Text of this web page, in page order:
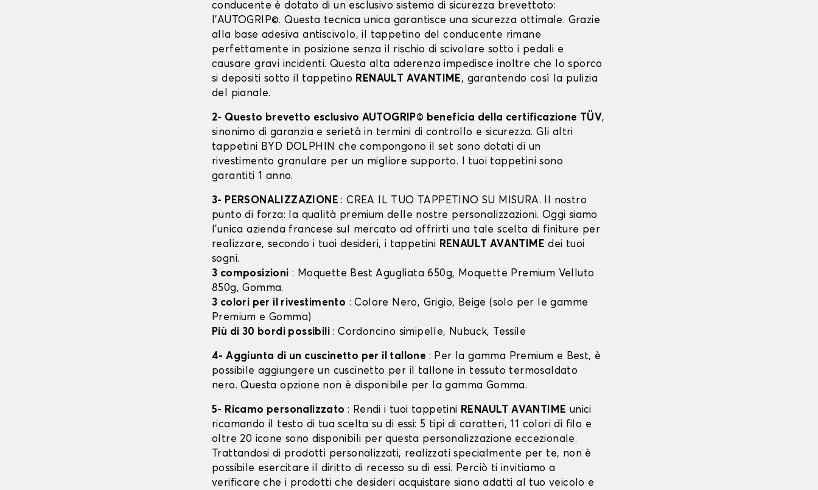
conducente è dotato di un esclusivo sistema di sicurezza brevettato:
l’AUTOGRIP©. Questa tecnica unica garantisce una sicurezza ottimale. Grazie
alla base adesiva antiscivolo, il tappetino del conducente rimane
perfettamente in posizione senza il rischio di scivolare sotto i pedali e
causare gravi incidenti. Questa alta aderenza impedisce inoltre che lo sporco
si depositi sotto il tappetino RENAULT AVANTIME, garantendo così la pulizia
del pianale.
2- Questo brevetto esclusivo AUTOGRIP© beneficia della certificazione TÜV,
sinonimo di garanzia e serietà in termini di controllo e sicurezza. Gli altri
tappetini BYD DOLPHIN che compongono il set sono dotati di un
rivestimento granulare per un migliore supporto. I tuoi tappetini sono
garantiti 1 anno.
3- PERSONALIZZAZIONE: CREA IL TUO TAPPETINO SU MISURA. Il nostro
punto di forza: la qualità premium delle nostre personalizzazioni. Oggi siamo
l’unica azienda francese sul mercato ad offrirti una tale scelta di finiture per
realizzare, secondo i tuoi desideri, i tappetini RENAULT AVANTIME dei tuoi
sogni.
3 composizioni : Moquette Best Agugliata 650g, Moquette Premium Velluto
850g, Gomma.
3 colori per il rivestimento : Colore Nero, Grigio, Beige (solo per le gamme
Premium e Gomma)
Più di 30 bordi possibili: Cordoncino simipelle, Nubuck, Tessile
4- Aggiunta di un cuscinetto per il tallone : Per la gamma Premium e Best, è
possibile aggiungere un cuscinetto per il tallone in tessuto termosaldato
nero. Questa opzione non è disponibile per la gamma Gomma.
5- Ricamo personalizzato : Rendi i tuoi tappetini RENAULT AVANTIME unici
ricamando il testo di tua scelta su di essi: 5 tipi di caratteri, 11 colori di filo e
oltre 20 icone sono disponibili per questa personalizzazione eccezionale.
Trattandosi di prodotti personalizzati, realizzati specialmente per te, non è
possibile esercitare il diritto di recesso su di essi. Perciò ti invitiamo a
verificare che i prodotti che desideri acquistare siano adatti al tuo veicolo e